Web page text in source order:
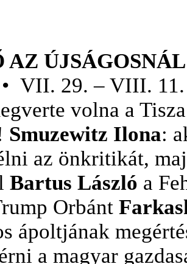
AZ ÚJSÁGOSNÁL
VII. 29. – VIII. 11.
volna a
Smuzewitz Ilona:
az önkritikát,
Bartus László a
Orbánt
ápoltjának
a magyar